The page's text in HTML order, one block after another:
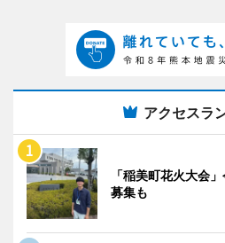
アクセスラ
「稲美町花火大会
募集も